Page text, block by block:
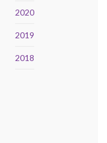
2020
2019
2018